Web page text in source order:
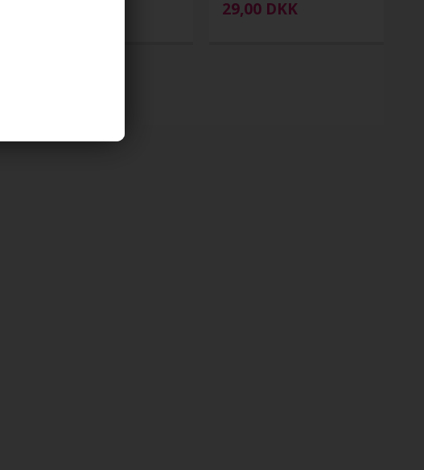
29,00 DKK